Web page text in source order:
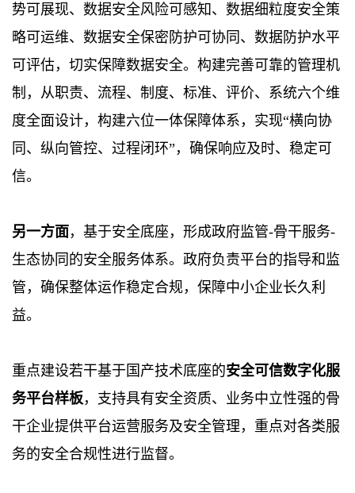
势可展现、数据安全风险可感知、数据细粒度安全策
略可运维、数据安全保密防护可协同、数据防护水平
可评估，切实保障数据安全。构建完善可靠的管理机
制，从职责、流程、制度、标准、评价、系统六个维
度全面设计，构建六位一体保障体系，实现“横向协
同、纵向管控、过程闭环”，确保响应及时、稳定可
信。
另一方面 ，基于安全底座，形成政府监管-骨干服务-
生态协同的安全服务体系。政府负责平台的指导和监
管，确保整体运作稳定合规，保障中小企业长久利
益。
重点建设若干基于国产技术底座的安全可信数字化服
务平台样板，支持具有安全资质、业务中立性强的骨
干企业提供平台运营服务及安全管理，重点对各类服
务的安全合规性进行监督。